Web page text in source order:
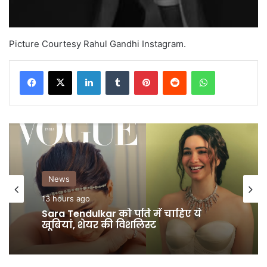
Picture Courtesy Rahul Gandhi Instagram.
LinkedInTumblr PinterestReddit WhatsApp
GALLERY
2 days ago
क्या आपने देखीं नीली साड़ी में Ananya
Panday की तस्वीरें